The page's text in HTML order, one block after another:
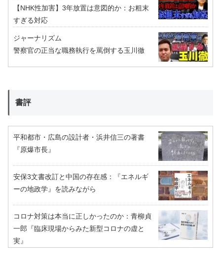
【NHK性加害】3年放置は意図的か：お粗末
すぎる対応
ジャーナリズム
警察官の正当な職務執行を罵倒する玉川徹
書評
平和都市・広島の設計者・浜井信三の著書
『原爆市長』
安保3文書改訂と中国の存在感：『エネルギ
ーの地政学』を読みながら
コロナ対策は本当に正しかったのか：青柳貞
一郎『臨床現場からみた新型コロナの虚と
実』